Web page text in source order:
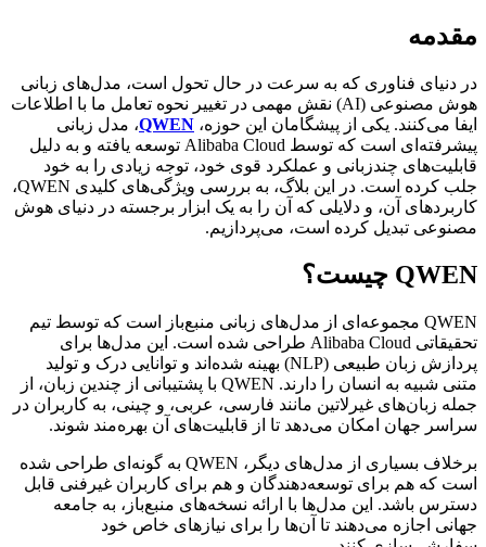
مقدمه
در دنیای فناوری که به سرعت در حال تحول است، مدل‌های زبانی
هوش مصنوعی (AI) نقش مهمی در تغییر نحوه تعامل ما با اطلاعات
ایفا می‌کنند. یکی از پیشگامان این حوزه، QWEN، مدل زبانی
پیشرفته‌ای است که توسط Alibaba Cloud توسعه یافته و به دلیل
قابلیت‌های چندزبانی و عملکرد قوی خود، توجه زیادی را به خود
جلب کرده است. در این بلاگ، به بررسی ویژگی‌های کلیدی QWEN،
کاربردهای آن، و دلایلی که آن را به یک ابزار برجسته در دنیای هوش
مصنوعی تبدیل کرده است، می‌پردازیم.
QWEN چیست؟
QWEN مجموعه‌ای از مدل‌های زبانی منبع‌باز است که توسط تیم
تحقیقاتی Alibaba Cloud طراحی شده است. این مدل‌ها برای
پردازش زبان طبیعی (NLP) بهینه شده‌اند و توانایی درک و تولید
متنی شبیه به انسان را دارند. QWEN با پشتیبانی از چندین زبان، از
جمله زبان‌های غیرلاتین مانند فارسی، عربی، و چینی، به کاربران در
سراسر جهان امکان می‌دهد تا از قابلیت‌های آن بهره‌مند شوند.
برخلاف بسیاری از مدل‌های دیگر، QWEN به گونه‌ای طراحی شده
است که هم برای توسعه‌دهندگان و هم برای کاربران غیرفنی قابل
دسترس باشد. این مدل‌ها با ارائه نسخه‌های منبع‌باز، به جامعه
جهانی اجازه می‌دهند تا آن‌ها را برای نیازهای خاص خود